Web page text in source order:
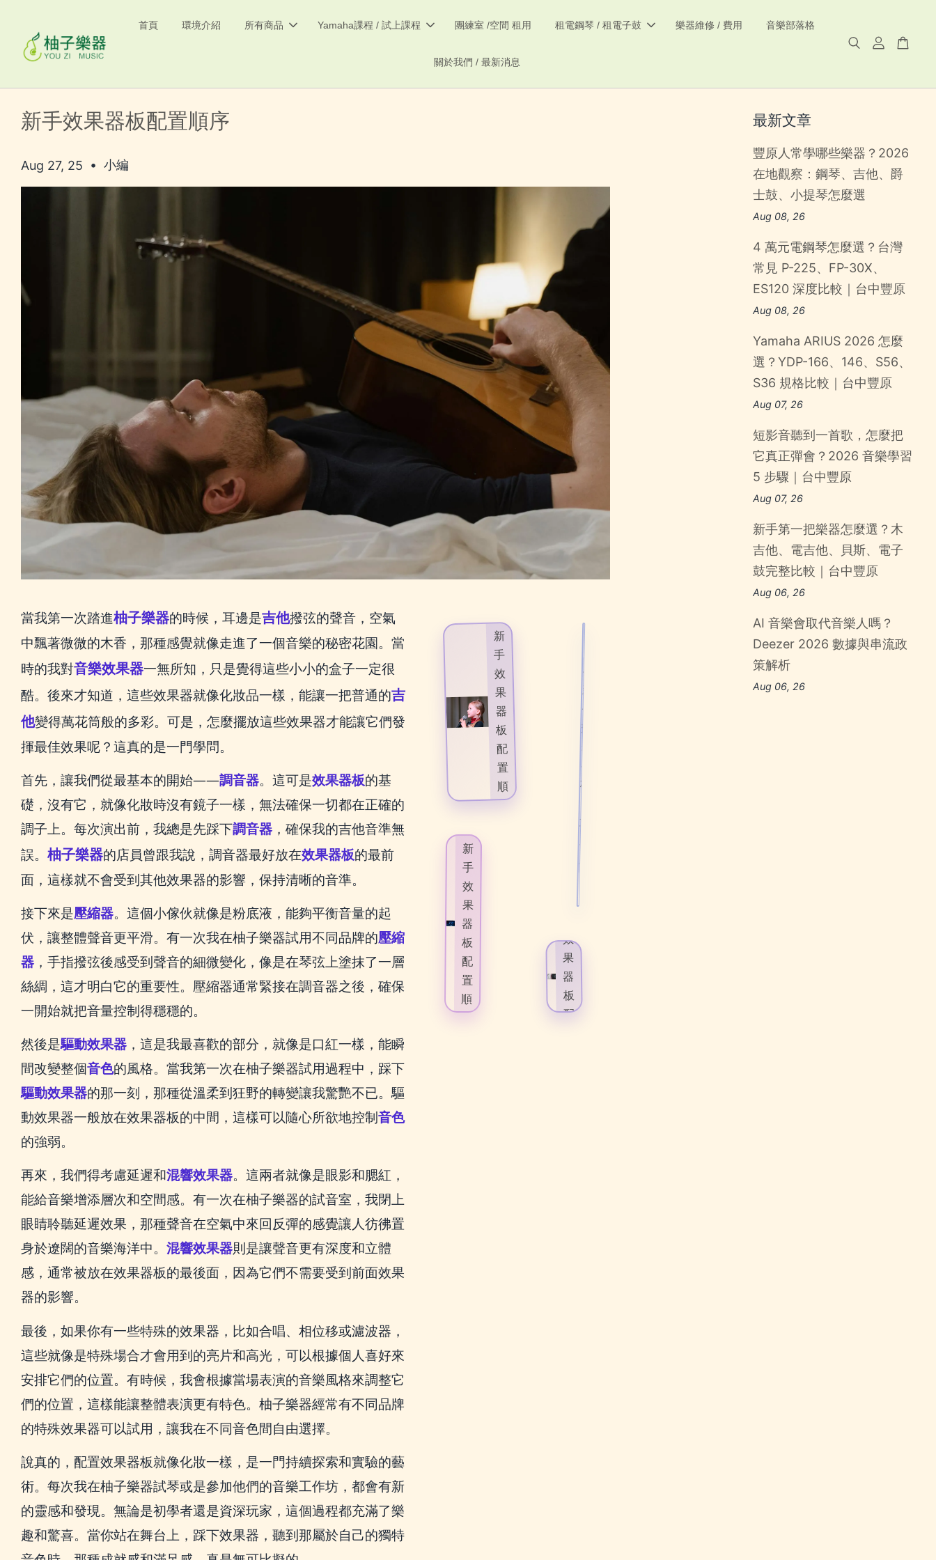
首頁 環境介紹 所有商品 Yamaha課程 / 試上課程 團練室 /空間 租用 租電鋼琴 / 租電子鼓 樂器維修 / 費用 音樂部落格
關於我們 / 最新消息
新手效果器板配置順序
Aug 27, 25 • 小編
當我第一次踏進柚子樂器的時候，耳邊是吉他撥弦的聲音，空氣
中飄著微微的木香，那種感覺就像走進了一個音樂的秘密花園。當
時的我對音樂效果器一無所知，只是覺得這些小小的盒子一定很
酷。後來才知道，這些效果器就像化妝品一樣，能讓一把普通的吉
他變得萬花筒般的多彩。可是，怎麼擺放這些效果器才能讓它們發
揮最佳效果呢？這真的是一門學問。
首先，讓我們從最基本的開始——調音器。這可是效果器板的基
礎，沒有它，就像化妝時沒有鏡子一樣，無法確保一切都在正確的
調子上。每次演出前，我總是先踩下調音器 ，確保我的吉他音準無
誤。 柚子樂器的店員曾跟我說，調音器最好放在效果器板的最前
面，這樣就不會受到其他效果器的影響，保持清晰的音準。
接下來是壓縮器。這個小傢伙就像是粉底液，能夠平衡音量的起
伏，讓整體聲音更平滑。有一次我在柚子樂器試用不同品牌的壓縮
器 ，手指撥弦後感受到聲音的細微變化，像是在琴弦上塗抹了一層
絲綢，這才明白它的重要性。壓縮器通常緊接在調音器之後，確保
一開始就把音量控制得穩穩的。
然後是驅動效果器 ，這是我最喜歡的部分，就像是口紅一樣，能瞬
間改變整個音色的風格。當我第一次在柚子樂器試用過程中，踩下
驅動效果器的那一刻，那種從溫柔到狂野的轉變讓我驚艷不已。驅
動效果器一般放在效果器板的中間，這樣可以隨心所欲地控制音色
的強弱。
再來，我們得考慮延遲和混響效果器。這兩者就像是眼影和腮紅，
能給音樂增添層次和空間感。有一次在柚子樂器的試音室，我閉上
眼睛聆聽延遲效果，那種聲音在空氣中來回反彈的感覺讓人彷彿置
身於遼闊的音樂海洋中。 混響效果器則是讓聲音更有深度和立體
感，通常被放在效果器板的最後面，因為它們不需要受到前面效果
器的影響。
最後，如果你有一些特殊的效果器，比如合唱、相位移或濾波器，
這些就像是特殊場合才會用到的亮片和高光，可以根據個人喜好來
安排它們的位置。有時候，我會根據當場表演的音樂風格來調整它
們的位置，這樣能讓整體表演更有特色。柚子樂器經常有不同品牌
的特殊效果器可以試用，讓我在不同音色間自由選擇。
說真的，配置效果器板就像化妝一樣，是一門持續探索和實驗的藝
術。每次我在柚子樂器試琴或是參加他們的音樂工作坊，都會有新
的靈感和發現。無論是初學者還是資深玩家，這個過程都充滿了樂
趣和驚喜。當你站在舞台上，踩下效果器，聽到那屬於自己的獨特
新
手
效
果
器
板
配
置
順
序
#
新
手
效
果
板
置
新
手
效
果
器
板
配
置
順
序
效
果
器
板
配
最新文章
豐原人常學哪些樂器？2026
在地觀察：鋼琴、吉他、爵
士鼓、小提琴怎麼選
Aug 08, 26
4 萬元電鋼琴怎麼選？台灣
常見 P-225、FP-30X、
ES120 深度比較｜台中豐原
Aug 08, 26
Yamaha ARIUS 2026 怎麼
選？YDP-166、146、S56、
S36 規格比較｜台中豐原
Aug 07, 26
短影音聽到一首歌，怎麼把
它真正彈會？2026 音樂學習
5 步驟｜台中豐原
Aug 07, 26
新手第一把樂器怎麼選？木
吉他、電吉他、貝斯、電子
鼓完整比較｜台中豐原
Aug 06, 26
AI 音樂會取代音樂人嗎？
Deezer 2026 數據與串流政
策解析
Aug 06, 26